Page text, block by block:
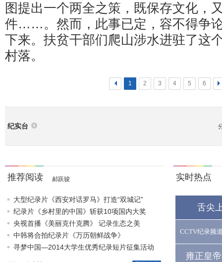
图提出一个两全之策，既保存文化，
件……。然而，此事已定，容不得争
下来。扶贫干部们爬山涉水进驻了这
村落。
< 1 2 3 4 5 6 >
纪实台
推荐阅读 郝跃骏
大型纪录片《西安对话罗马》打造“双城记”
纪录片《乡村里的中国》斩获10项国内大奖
央视首播《美丽克什克腾》 记录生态之美
中韩将合拍纪录片《万历朝鲜战争》
寻梦中国—2014大学生优秀纪录短片征集活动
实时热点
舌尖
CCTV纪录频
雍正皇